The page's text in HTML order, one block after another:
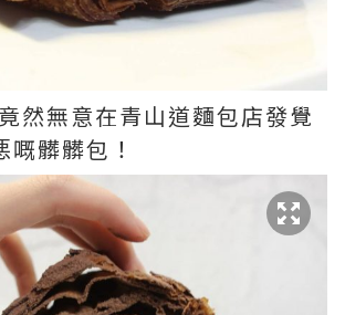
然無意在青山道麵包店發覺
髒髒包！